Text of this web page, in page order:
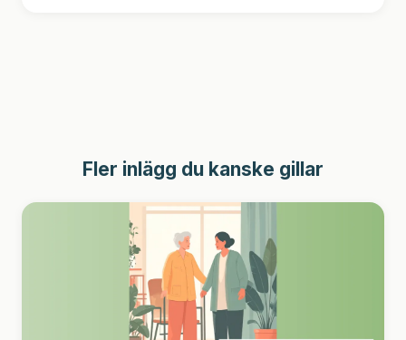
Fler inlägg du kanske gillar